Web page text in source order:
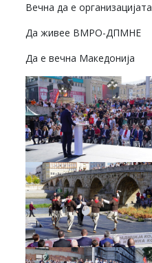
Вечна да е организацијата
Да живее ВМРО-ДПМНЕ
Да е вечна Македонија